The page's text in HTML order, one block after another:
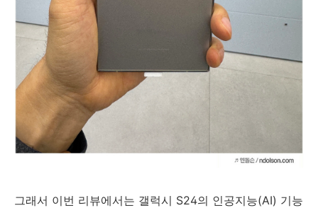
그래서 이번 리뷰에서는 갤럭시 S24의 인공지능(AI) 기능